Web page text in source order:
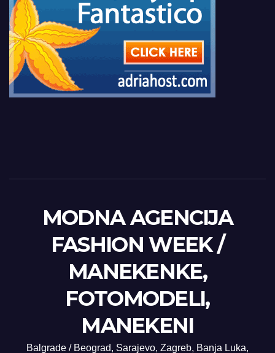
MODNA AGENCIJA
FASHION WEEK /
MANEKENKE,
FOTOMODELI,
MANEKENI
Balgrade / Beograd, Sarajevo, Zagreb, Banja Luka,